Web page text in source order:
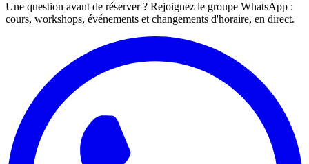
Une question avant de réserver ? Rejoignez le groupe WhatsApp :
cours, workshops, événements et changements d'horaire, en direct.